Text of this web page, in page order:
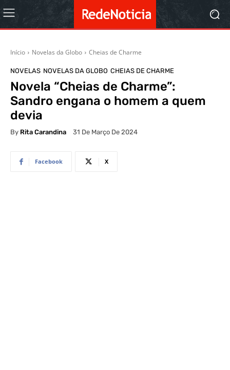
Início Novelas da Globo Cheias de Charme
NOVELAS NOVELAS DA GLOBO CHEIAS DE CHARME
Novela “Cheias de Charme”:
Sandro engana o homem a quem
devia
By Rita Carandina 31 De Março De 2024
Facebook X